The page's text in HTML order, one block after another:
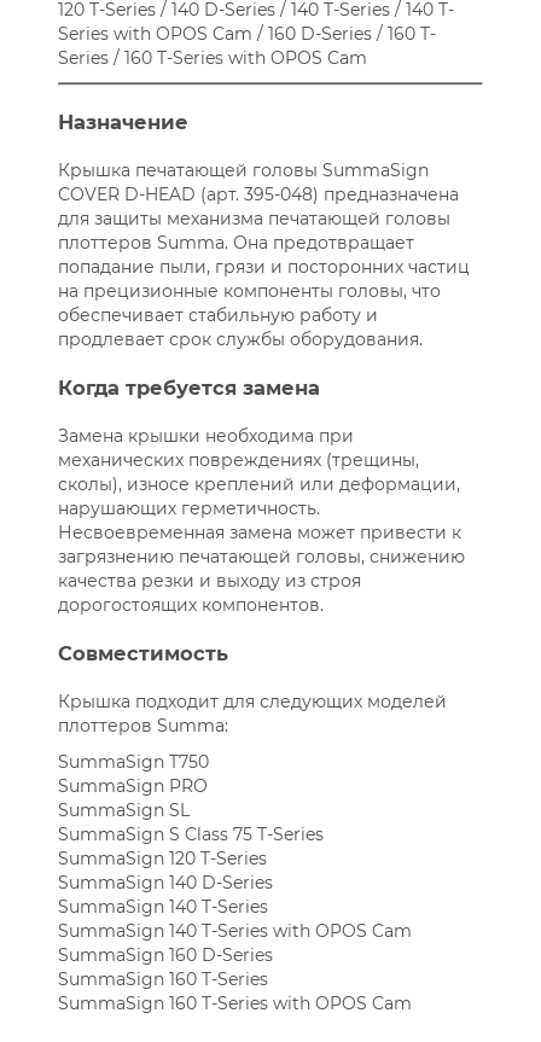
120 T-Series / 140 D-Series / 140 T-Series / 140 T-
Series with OPOS Cam / 160 D-Series / 160 T-
Series / 160 T-Series with OPOS Cam
Назначение
Крышка печатающей головы SummaSign
COVER D-HEAD (арт. 395-048) предназначена
для защиты механизма печатающей головы
плоттеров Summa. Она предотвращает
попадание пыли, грязи и посторонних частиц
на прецизионные компоненты головы, что
обеспечивает стабильную работу и
продлевает срок службы оборудования.
Когда требуется замена
Замена крышки необходима при
механических повреждениях (трещины,
сколы), износе креплений или деформации,
нарушающих герметичность.
Несвоевременная замена может привести к
загрязнению печатающей головы, снижению
качества резки и выходу из строя
дорогостоящих компонентов.
Совместимость
Крышка подходит для следующих моделей
плоттеров Summa:
SummaSign T750
SummaSign PRO
SummaSign SL
SummaSign S Class 75 T-Series
SummaSign 120 T-Series
SummaSign 140 D-Series
SummaSign 140 T-Series
SummaSign 140 T-Series with OPOS Cam
SummaSign 160 D-Series
SummaSign 160 T-Series
SummaSign 160 T-Series with OPOS Cam